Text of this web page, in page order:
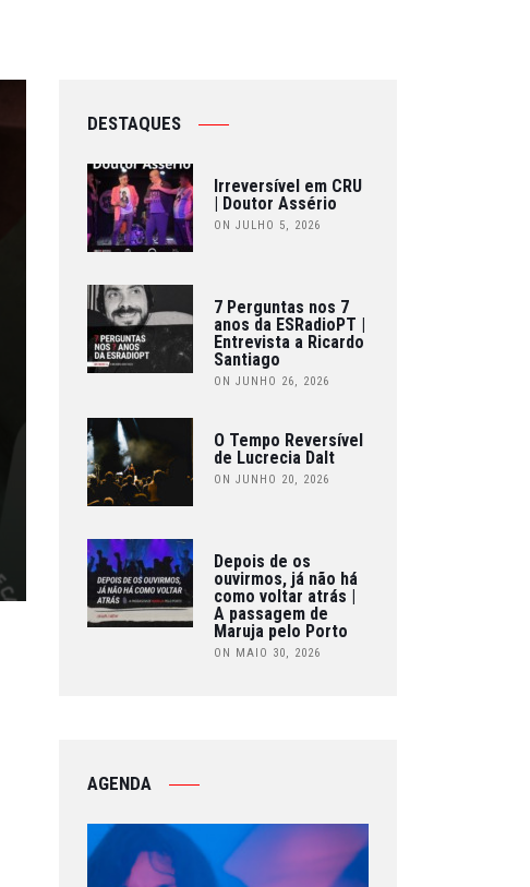
DESTAQUES
Irreversível em CRU
| Doutor Assério
ON JULHO 5, 2026
7 Perguntas nos 7
anos da ESRadioPT |
Entrevista a Ricardo
Santiago
ON JUNHO 26, 2026
O Tempo Reversível
de Lucrecia Dalt
ON JUNHO 20, 2026
Depois de os
ouvirmos, já não há
como voltar atrás |
A passagem de
Maruja pelo Porto
ON MAIO 30, 2026
AGENDA